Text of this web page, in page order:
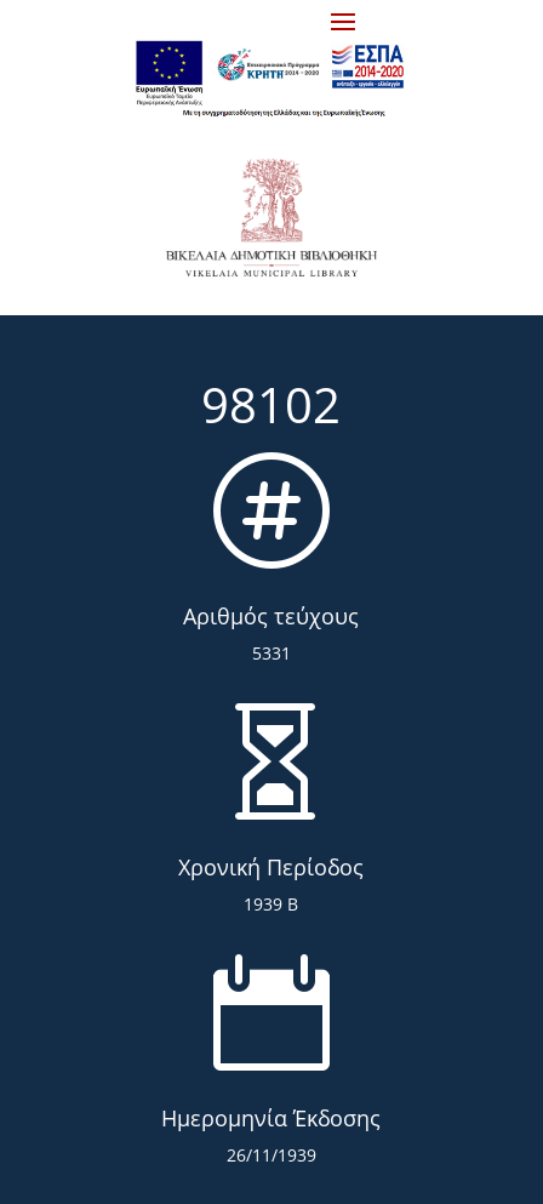
98102

Αριθμός τεύχους
5331

Χρονική Περίοδος
1939 Β

Ημερομηνία Έκδοσης
26/11/1939